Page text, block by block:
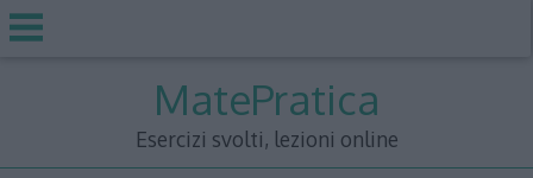
MatePratica
Esercizi svolti, lezioni online